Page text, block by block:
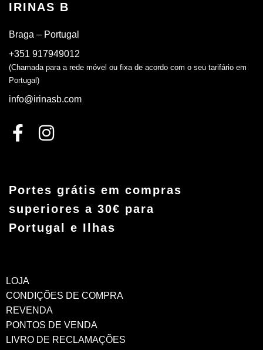
IRINAS B
Braga – Portugal
+351 917949012
(Chamada para a rede móvel ou fixa de acordo com o seu tarifário em
Portugal)
info@irinasb.com
Portes grátis em compras
superiores a 30€ para
Portugal e Ilhas
LOJA
CONDIÇÕES DE COMPRA
REVENDA
PONTOS DE VENDA
LIVRO DE RECLAMAÇÕES